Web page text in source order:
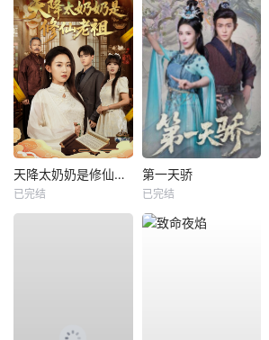
天降太奶奶是修仙老祖
已完结
第一天骄
已完结